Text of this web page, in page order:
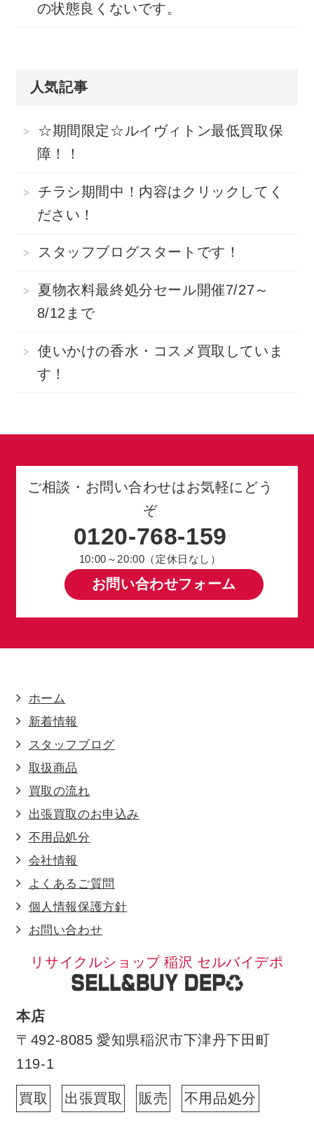
の状態良くないです。
人気記事
☆期間限定☆ルイヴィトン最低買取保
障！！
チラシ期間中！内容はクリックしてく
ださい！
スタッフブログスタートです！
夏物衣料最終処分セール開催7/27～
8/12まで
使いかけの香水・コスメ買取していま
す！
ご相談・お問い合わせはお気軽にどう
ぞ
0120-768-159
10:00～20:00（定休日なし）
お問い合わせフォーム
ホーム
新着情報
スタッフブログ
取扱商品
買取の流れ
出張買取のお申込み
不用品処分
会社情報
よくあるご質問
個人情報保護方針
お問い合わせ
リサイクルショップ 稲沢 セルバイデポ
本店
〒492-8085 愛知県稲沢市下津丹下田町
119-1
買取 出張買取 販売 不用品処分